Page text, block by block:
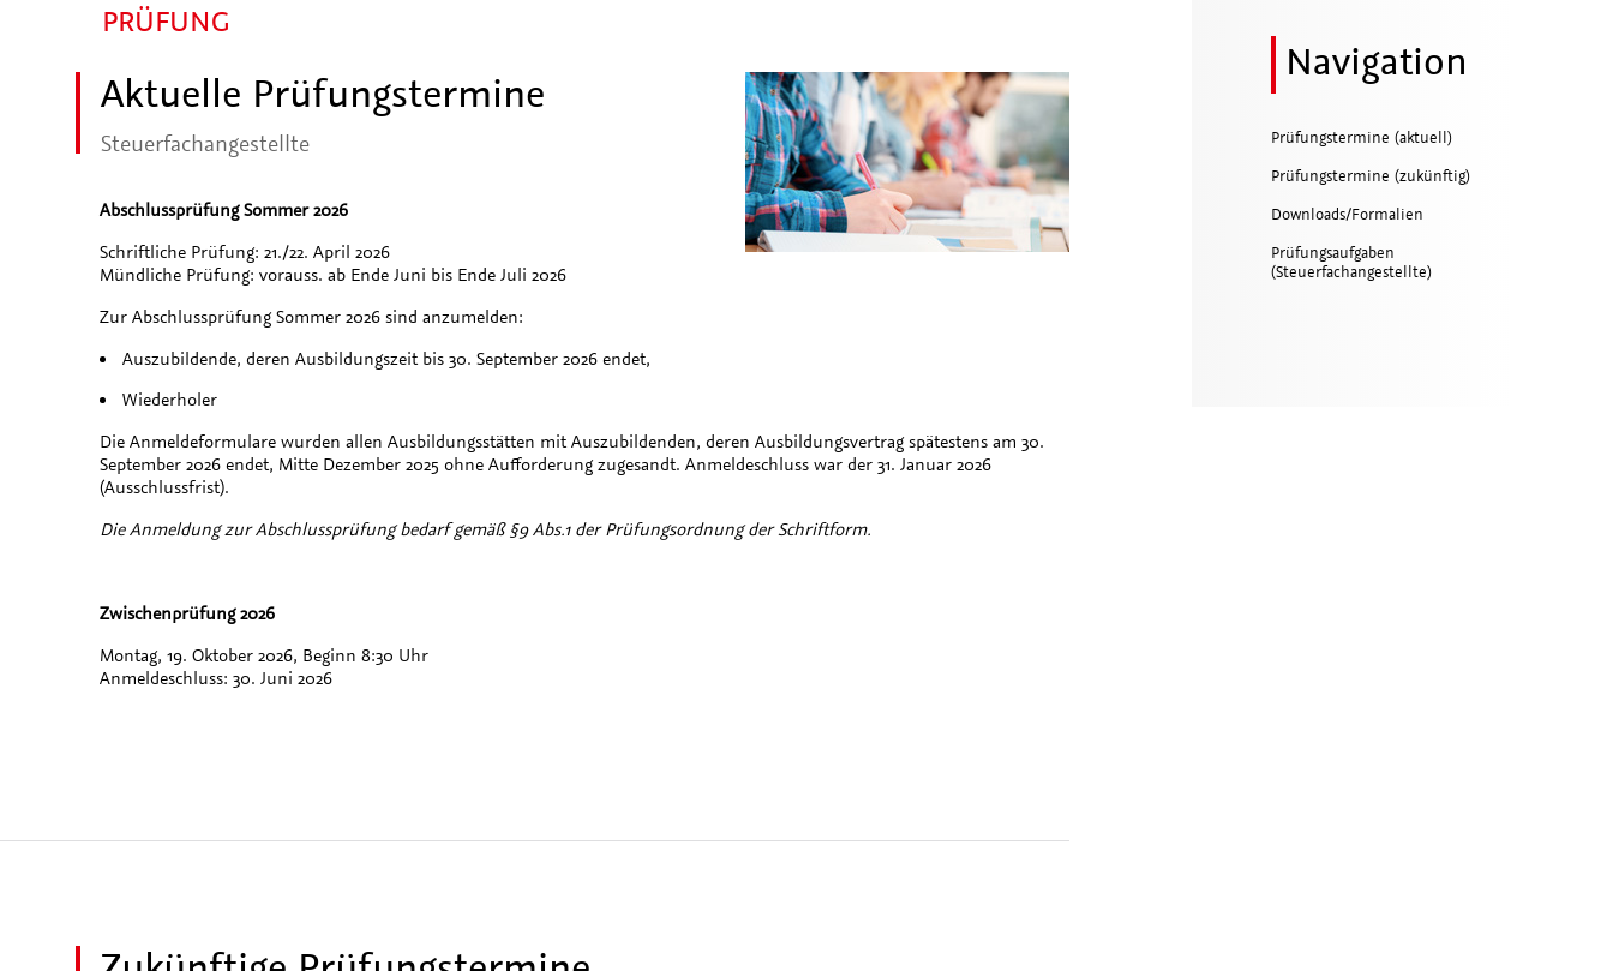
Navigation
Prüfungstermine (aktuell)
Prüfungstermine (zukünftig)
Downloads/Formalien
Prüfungsaufgaben
(Steuerfachangestellte)
PRÜFUNG
Aktuelle Prüfungstermine
Steuerfachangestellte
Abschlussprüfung Sommer 2026
Schriftliche Prüfung: 21./22. April 2026
Mündliche Prüfung: vorauss. ab Ende Juni bis Ende Juli 2026
Zur Abschlussprüfung Sommer 2026 sind anzumelden:
Auszubildende, deren Ausbildungszeit bis 30. September 2026 endet,
Wiederholer
Die Anmeldeformulare wurden allen Ausbildungsstätten mit Auszubildenden, deren Ausbildungsvertrag spätestens am 30.
September 2026 endet, Mitte Dezember 2025 ohne Aufforderung zugesandt. Anmeldeschluss war der 31. Januar 2026
(Ausschlussfrist).
Die Anmeldung zur Abschlussprüfung bedarf gemäß §9 Abs.1 der Prüfungsordnung der Schriftform.
Zwischenprüfung 2026
Montag, 19. Oktober 2026, Beginn 8:30 Uhr
Anmeldeschluss: 30. Juni 2026